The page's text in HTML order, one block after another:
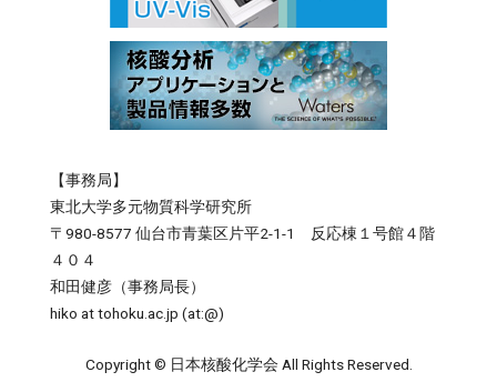
【事務局】
東北大学多元物質科学研究所
〒980-8577 仙台市青葉区片平2-1-1 反応棟１号館４階
４０４
和田健彦（事務局長）
hiko at tohoku.ac.jp (at:@)
Copyright © 日本核酸化学会 All Rights Reserved.